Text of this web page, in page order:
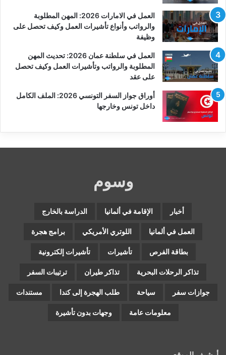
العمل في الامارات 2026: المهن المطلوبة
والرواتب وأنواع تأشيرات العمل وكيف تحصل على
وظيفة
العمل في سلطنة عمان 2026: تحديث المهن
المطلوبة والرواتب وتأشيرات العمل وكيف تحصل
على عقد
أوراق جواز السفر التونسي 2026: الملف الكامل
داخل تونس وخارجها
وسوم
أخبار الإقامة في ألمانيا الدراسة بالخارج
العمل في ألمانيا اللوتري الأمريكي برامج هجرة
بطاقة الفرص تأشيرات تأشيرات إلكترونية
تذاكر الرحلات البحرية تذاكر طيران ترتيبات السفر
جوازات سفر سياحة طلب الهجرة إلى كندا مستندات
معلومات عامة وجهات بدون تأشيرة